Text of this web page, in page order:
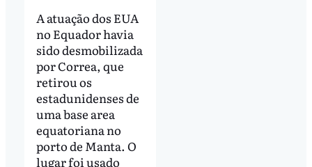
A atuação dos EUA
no Equador havia
sido desmobilizada
por Correa, que
retirou os
estadunidenses de
uma base area
equatoriana no
porto de Manta. O
lugar foi usado